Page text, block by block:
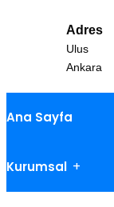
Adres
Ulus
Ankara
Ana Sayfa
Kurumsal